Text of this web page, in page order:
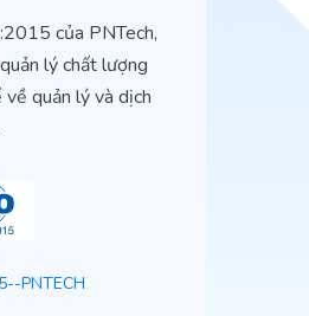
của PNTech,
lý chất lượng
quản lý và dịch
PNTECH